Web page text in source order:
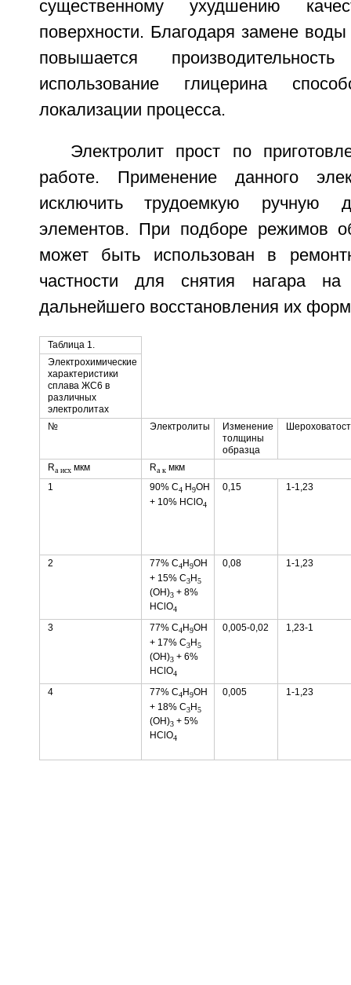
существенному ухудшению
поверхности. Благодаря замене
повышается
использование глицерина
локализации процесса.
Электролит прост по
работе. Применение данного
исключить трудоемкую ручную
элементов. При подборе режимов
может быть использован в
частности для снятия нагара
дальнейшего восстановления их
Таблица 1.
Электрохимические
характеристики
сплава ЖС6 в
различных
электролитах
№
Электролиты
Изменение
толщины
образца
Ra исхмкм Ra кмкм
1
90% C4 H9OH
+ 10% HClO4
0,15 1-1,23
2 77% С4 Н9ОН
+ 15% C3H5
(OH)3+ 8%
HClO4
0,08 1-1,23
3 77% C4 H9OH
+ 17% C3H5
(OH)3+ 6%
HClO4
0,005-0,02 1,23-1
4 77% C4 H9OH
+ 18% C3H5
(OH)3+ 5%
HClO4
0,005 1-1,23